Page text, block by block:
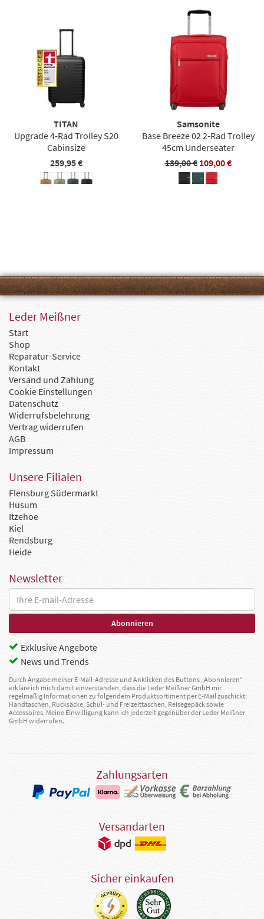
TITAN
Upgrade 4-Rad Trolley S20
Cabinsize
259,95 €
Samsonite
Base Breeze 02 2-Rad Trolley
45cm Underseater
139,00 € 109,00 €
Leder Meißner
Start
Shop
Reparatur-Service
Kontakt
Versand und Zahlung
Cookie Einstellungen
Datenschutz
Widerrufsbelehrung
Vertrag widerrufen
AGB
Impressum
Unsere Filialen
Flensburg Südermarkt
Husum
Itzehoe
Kiel
Rendsburg
Heide
Newsletter
Exklusive Angebote
News und Trends
Durch Angabe meiner E-Mail-Adresse und Anklicken des Buttons „Abonnieren“
erkläre ich mich damit einverstanden, dass die Leder Meißner GmbH mir
regelmäßig Informationen zu folgendem Produktsortiment per E-Mail zuschickt:
Handtaschen, Rucksäcke, Schul- und Freizeittaschen, Reisegepäck sowie
Accessoires. Meine Einwilligung kann ich jederzeit gegenüber der Leder Meißner
GmbH widerrufen.
Zahlungsarten
Versandarten
Sicher einkaufen